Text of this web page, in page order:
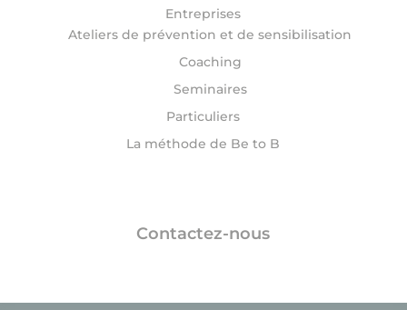
Entreprises
Ateliers de prévention et de sensibilisation
Coaching
Seminaires
Particuliers
La méthode de Be to B
Contactez-nous